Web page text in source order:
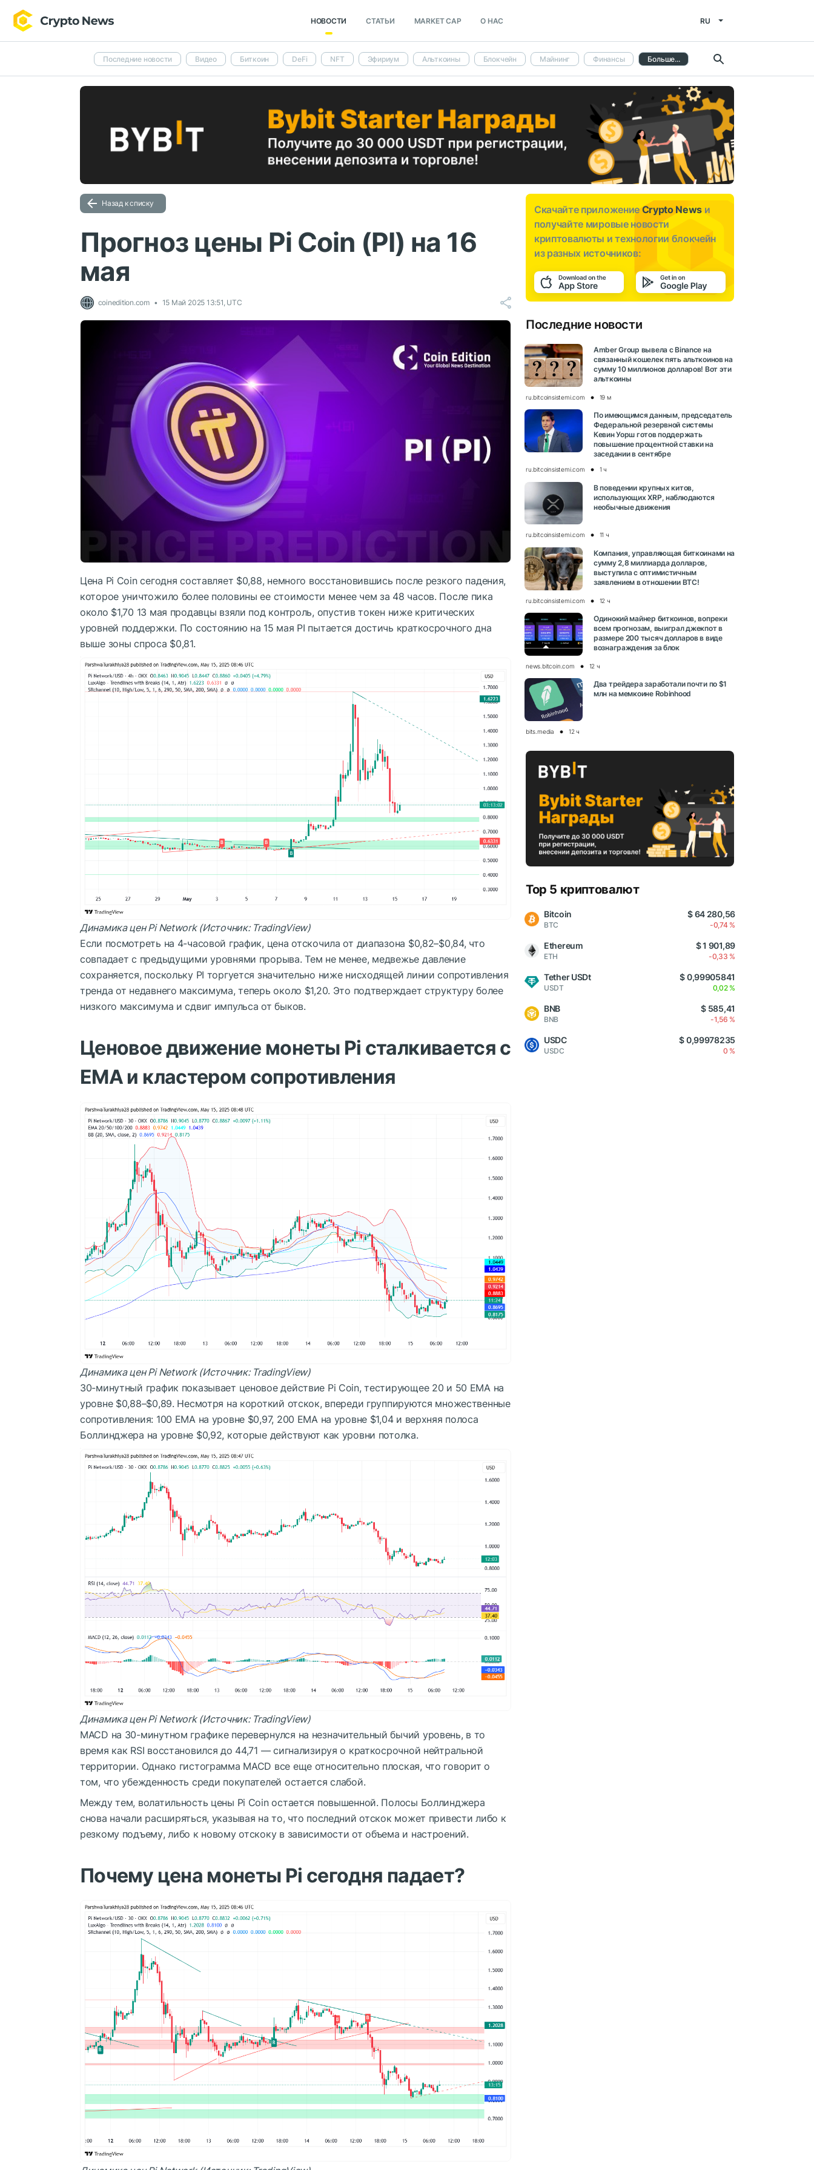
НОВОСТИ СТАТЬИ MARKET CAP О НАС RU
Последние новости Видео Биткоин DeFi NFT Эфириум Альткоины Блокчейн Майнинг Финансы Больше...
Назад к списку
Прогноз цены Pi Coin (PI) на 16
мая
coinedition.com 15 Май 2025 13:51, UTC
Цена Pi Coin сегодня составляет $0,88, немного восстановившись после резкого падения,
которое уничтожило более половины ее стоимости менее чем за 48 часов. После пика
около $1,70 13 мая продавцы взяли под контроль, опустив токен ниже критических
уровней поддержки. По состоянию на 15 мая PI пытается достичь краткосрочного дна
выше зоны спроса $0,81.
Динамика цен Pi Network (Источник: TradingView)
Если посмотреть на 4-часовой график, цена отскочила от диапазона $0,82–$0,84, что
совпадает с предыдущими уровнями прорыва. Тем не менее, медвежье давление
сохраняется, поскольку PI торгуется значительно ниже нисходящей линии сопротивления
тренда от недавнего максимума, теперь около $1,20. Это подтверждает структуру более
низкого максимума и сдвиг импульса от быков.
Ценовое движение монеты Pi сталкивается с
EMA и кластером сопротивления
Динамика цен Pi Network (Источник: TradingView)
30-минутный график показывает ценовое действие Pi Coin, тестирующее 20 и 50 EMA на
уровне $0,88–$0,89. Несмотря на короткий отскок, впереди группируются множественные
сопротивления: 100 EMA на уровне $0,97, 200 EMA на уровне $1,04 и верхняя полоса
Боллинджера на уровне $0,92, которые действуют как уровни потолка.
Динамика цен Pi Network (Источник: TradingView)
MACD на 30-минутном графике перевернулся на незначительный бычий уровень, в то
время как RSI восстановился до 44,71 — сигнализируя о краткосрочной нейтральной
территории. Однако гистограмма MACD все еще относительно плоская, что говорит о
том, что убежденность среди покупателей остается слабой.
Между тем, волатильность цены Pi Coin остается повышенной. Полосы Боллинджера
снова начали расширяться, указывая на то, что последний отскок может привести либо к
резкому подъему, либо к новому отскоку в зависимости от объема и настроений.
Почему цена монеты Pi сегодня падает?
Скачайте приложениеCrypto News и
получайте мировые новости
криптовалюты и технологии блокчейн
из разных источников:
Последние новости
Amber Group вывела с Binance на
связанный кошелек пять альткоинов на
сумму 10 миллионов долларов! Вот эти
альткоины
ru.bitcoinsistemi.com 19 м
По имеющимся данным, председатель
Федеральной резервной системы
Кевин Уорш готов поддержать
повышение процентной ставки на
заседании в сентябре
ru.bitcoinsistemi.com 1 ч
В поведении крупных китов,
использующих XRP, наблюдаются
необычные движения
ru.bitcoinsistemi.com 11 ч
Компания, управляющая биткоинами на
сумму 2,8 миллиарда долларов,
выступила с оптимистичным
заявлением в отношении BTC!
ru.bitcoinsistemi.com 12 ч
Одинокий майнер биткоинов, вопреки
всем прогнозам, выиграл джекпот в
размере 200 тысяч долларов в виде
вознаграждения за блок
news.bitcoin.com 12 ч
Два трейдера заработали почти по $1
млн на мемкоине Robinhood
bits.media 12 ч
Top 5 криптовалют
Bitcoin
BTC
$ 64 280,56
-0,74 %
Ethereum
ETH
$ 1 901,89
-0,33 %
Tether USDt
USDT
$ 0,99905841
0,02 %
BNB
BNB
$ 585,41
-1,56 %
USDC
USDC
$ 0,99978235
0 %